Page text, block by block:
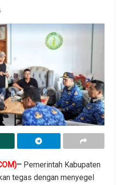
– Pemerintah Kabupaten
tegas dengan menyegel